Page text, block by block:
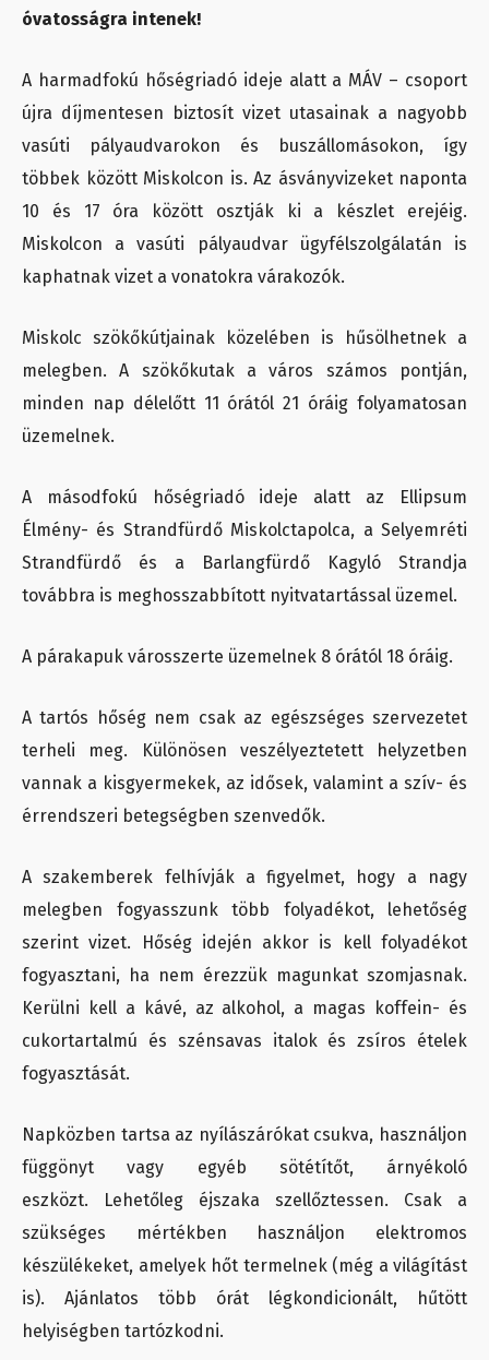
óvatosságra intenek!
A harmadfokú hőségriadó ideje alatt a MÁV – csoport
újra díjmentesen biztosít vizet utasainak a nagyobb
vasúti pályaudvarokon és buszállomásokon, így
többek között Miskolcon is. Az ásványvizeket naponta
10 és 17 óra között osztják ki a készlet erejéig.
Miskolcon a vasúti pályaudvar ügyfélszolgálatán is
kaphatnak vizet a vonatokra várakozók.
Miskolc szökőkútjainak közelében is hűsölhetnek a
melegben. A szökőkutak a város számos pontján,
minden nap délelőtt 11 órától 21 óráig folyamatosan
üzemelnek.
A másodfokú hőségriadó ideje alatt az Ellipsum
Élmény- és Strandfürdő Miskolctapolca, a Selyemréti
Strandfürdő és a Barlangfürdő Kagyló Strandja
továbbra is meghosszabbított nyitvatartással üzemel.
A párakapuk városszerte üzemelnek 8 órától 18 óráig.
A tartós hőség nem csak az egészséges szervezetet
terheli meg. Különösen veszélyeztetett helyzetben
vannak a kisgyermekek, az idősek, valamint a szív- és
érrendszeri betegségben szenvedők.
A szakemberek felhívják a figyelmet, hogy a nagy
melegben fogyasszunk több folyadékot, lehetőség
szerint vizet. Hőség idején akkor is kell folyadékot
fogyasztani, ha nem érezzük magunkat szomjasnak.
Kerülni kell a kávé, az alkohol, a magas koffein- és
cukortartalmú és szénsavas italok és zsíros ételek
fogyasztását.
Napközben tartsa az nyílászárókat csukva, használjon
függönyt vagy egyéb sötétítőt, árnyékoló
eszközt. Lehetőleg éjszaka szellőztessen. Csak a
szükséges mértékben használjon elektromos
készülékeket, amelyek hőt termelnek (még a világítást
is). Ajánlatos több órát légkondicionált, hűtött
helyiségben tartózkodni.